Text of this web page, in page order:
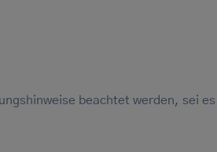
beachtet werden, sei es